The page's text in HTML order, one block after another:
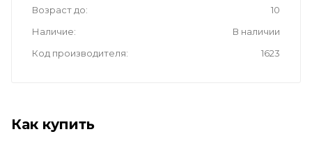
Возраст до
10
Наличие
В наличии
Код производителя
1623
Как купить